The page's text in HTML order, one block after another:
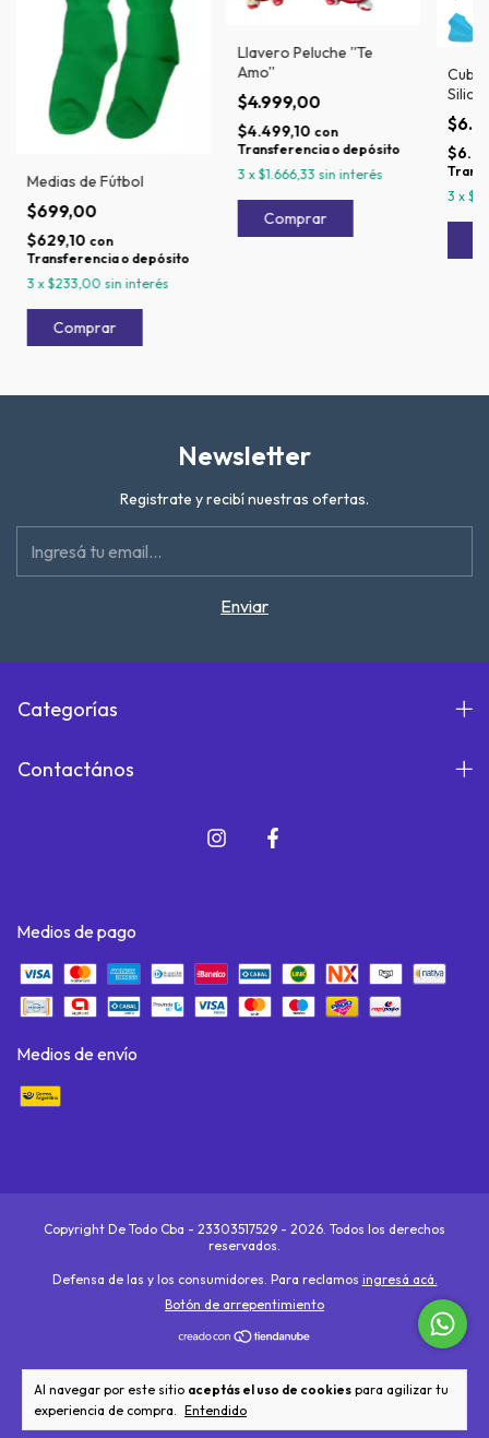
Al navegar por este sitio aceptás el uso de cookies para agilizar tu
experiencia de compra. Entendido
Medias de Fútbol
$699,00
$629,10 con
Transferencia o depósito
3 x$233,00 sin interés
Llavero Peluche ''Te
Amo''
$4.999,00
$4.499,10 con
Transferencia o depósito
3 x$1.666,33 sin interés
3 x
Newsletter
Registrate y recibí nuestras ofertas.
Categorías
Contactános
Medios de pago
Medios de envío
Copyright De Todo Cba - 23303517529 - 2026. Todos los derechos
reservados.
Defensa de las y los consumidores. Para reclamos ingresá acá.
Botón de arrepentimiento